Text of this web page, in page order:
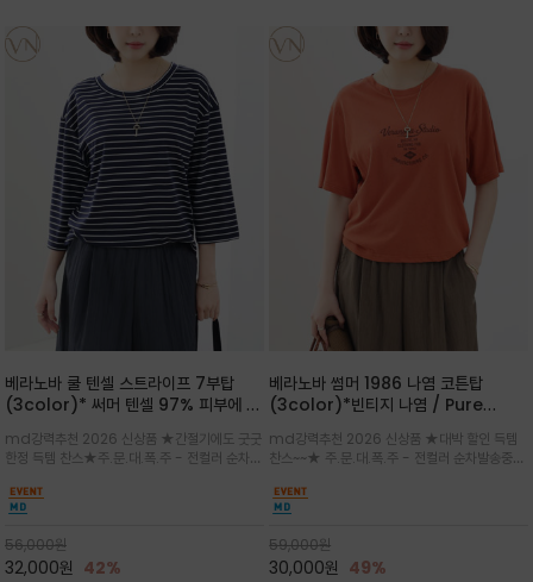
베라노바 쿨 텐셀 스트라이프 7부탑
(3color)* 써머 텐셀 97% 피부에 닿
소재
md강력추천 2026 신상품 ★간절기에도 굿굿
한정 득템 찬스★주.문.대.폭.주 - 전컬러 순차발
있는 드롭숄더와 7부 소매가 더해져 팔 라인을
자연스럽게 커버해주는 아이템/얇고 가벼운 터
치감으로 편안
56,000원
32,000원 42%
베라노바 썸머 1986 나염 코튼탑
(3color)*빈티지 나염 / Pure
어도 룩에 감도가 살아나는 베라노바 스
튜디오 티셔츠
md강력추천 2026 신상품 ★대박 할인 득템
찬스~~★ 주.문.대.폭.주 - 전컬러 순차발송중
유 있는 핏과 경쾌한 기장감이 자연스럽게 체형
을 커버/빈티지한 레터링 프린트가 은근한 포인
트가 되어 데님이나 린넨 팬츠와 감
59,000원
30,000원 49%